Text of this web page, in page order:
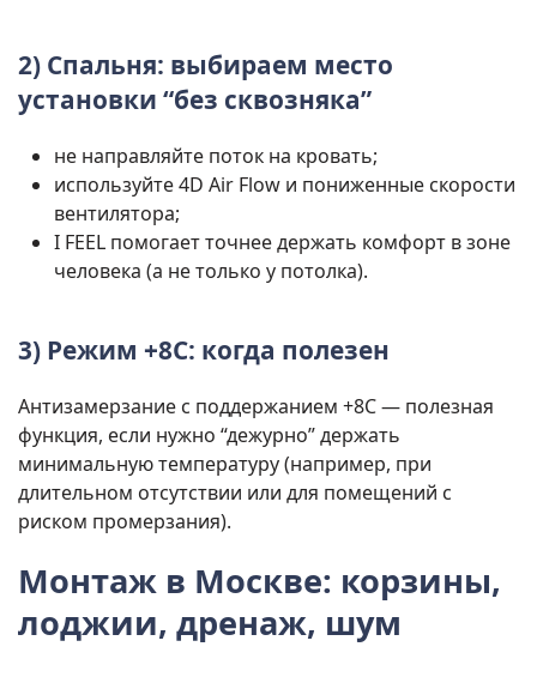
2) Спальня: выбираем место
установки “без сквозняка”
не направляйте поток на кровать;
используйте 4D Air Flow и пониженные скорости
вентилятора;
I FEEL помогает точнее держать комфорт в зоне
человека (а не только у потолка).
3) Режим +8C: когда полезен
Антизамерзание с поддержанием +8C — полезная
функция, если нужно “дежурно” держать
минимальную температуру (например, при
длительном отсутствии или для помещений с
риском промерзания).
Монтаж в Москве: корзины,
лоджии, дренаж, шум